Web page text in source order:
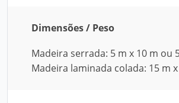
Dimensões / Peso
Madeira serrada: 5 m x 10 m ou
Madeira laminada colada: 15 m